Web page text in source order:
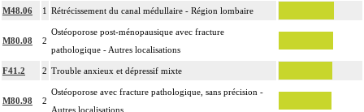
M48.06 1 Rétrécissement du canal médullaire - Région lombaire
M80.08 2
Ostéoporose post-ménopausique avec fracture
pathologique - Autres localisations
F41.2 2 Trouble anxieux et dépressif mixte
M80.98 2
Ostéoporose avec fracture pathologique, sans précision -
Autres localisations